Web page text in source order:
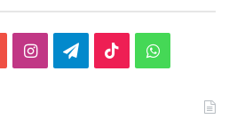
InstagramTelegram
TikTok